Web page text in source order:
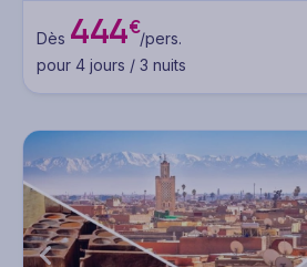
Dès 444€/pers.
pour 4 jours / 3 nuits